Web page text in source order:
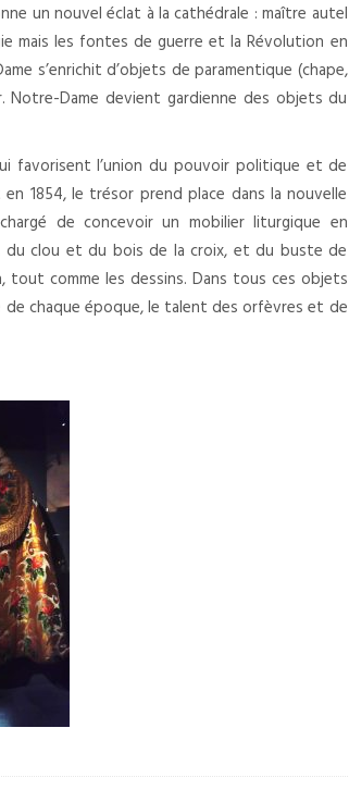
un nouvel éclat à la cathédrale : maître autel
mais les fontes de guerre et la Révolution en
s’enrichit d’objets de paramentique (chape,
Notre-Dame devient gardienne des objets du
favorisent l’union du pouvoir politique et de
1854, le trésor prend place dans la nouvelle
de concevoir un mobilier liturgique en
du clou et du bois de la croix, et du buste de
tout comme les dessins. Dans tous ces objets
de chaque époque, le talent des orfèvres et de